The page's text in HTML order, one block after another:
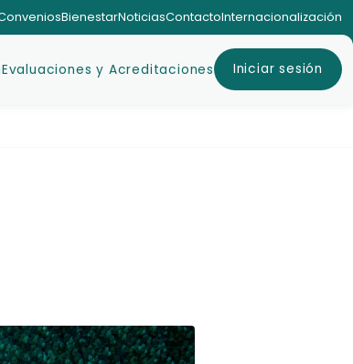
BienestarNoticiasContactoInternacionalización
Evaluaciones y Acreditaciones Iniciar sesión